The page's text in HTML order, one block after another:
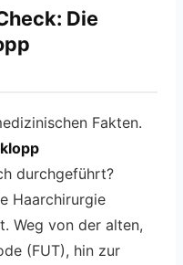
Die
Fakten.
durchgeführt?
Haarchirurgie
Weg von der alten,
(FUT), hin zur